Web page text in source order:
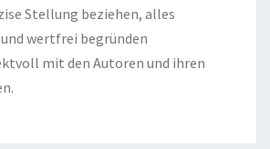
Stellung beziehen, alles
wertfrei begründen
mit den Autoren und ihren